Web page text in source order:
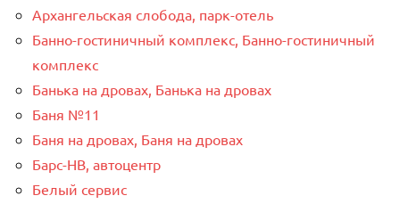
Архангельская слобода, парк-отель
Банно-гостиничный комплекс, Банно-гостиничный
комплекс
Банька на дровах, Банька на дровах
Баня №11
Баня на дровах, Баня на дровах
Барс-НВ, автоцентр
Белый сервис